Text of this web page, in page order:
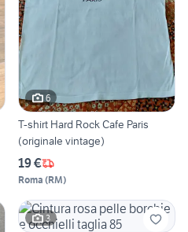
6
T-shirt Hard Rock Cafe Paris
(originale vintage)
19 €
Roma (RM)
3